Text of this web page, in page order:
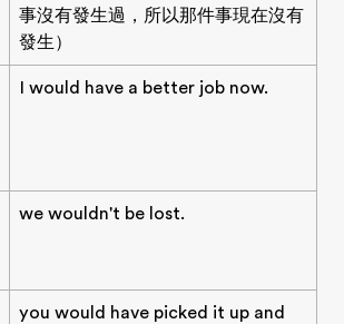
事沒有發生過，所以那件事現在沒有
發生）
I would have a better job now.
we wouldn't be lost.
you would have picked it up and